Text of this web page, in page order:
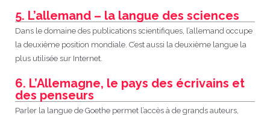
5. L’allemand – la langue des sciences
Dans le domaine des publications scientifiques, l’allemand occupe
la deuxième position mondiale. C’est aussi la deuxième langue la
plus utilisée sur Internet.
6. L’Allemagne, le pays des écrivains et
des penseurs
Parler la langue de Goethe permet l’accès à de grands auteurs,